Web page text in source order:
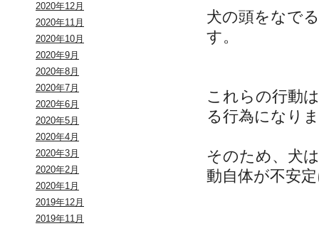
2020年12月
2020年11月
2020年10月
2020年9月
2020年8月
2020年7月
2020年6月
2020年5月
2020年4月
2020年3月
2020年2月
2020年1月
2019年12月
2019年11月
犬の頭をなで
す。
これらの行動
る行為になり
そのため、犬
動自体が不安